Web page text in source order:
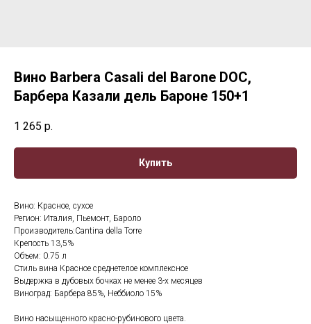
Вино Barbera Casali del Barone DOC,
Барбера Казали дель Бароне 150+1
1 265 р.
Купить
Вино: Красное, сухое
Регион: Италия, Пьемонт, Бароло
Производитель:Cantina della Torre
Крепость 13,5%
Объем: 0.75 л
Стиль вина Красное среднетелое комплексное
Выдержка в дубовых бочках не менее 3-х месяцев
Виноград: Барбера 85%, Неббиоло 15%
Вино насыщенного красно-рубинового цвета.